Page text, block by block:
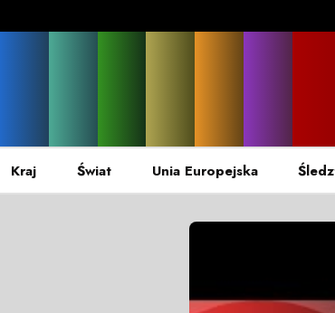
Kraj Świat Unia Europejska